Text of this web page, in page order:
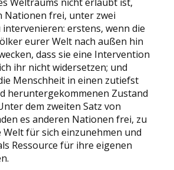
Nationen frei, unter zwei
erstens, wenn die
eurer Welt nach außen hin
dass sie eine Intervention
ihr nicht widersetzen; und
Menschheit in einen zutiefst
heruntergekommenen Zustand
dem zweiten Satz von
es anderen Nationen frei, zu
Welt für sich einzunehmen und
Ressource für ihre eigenen